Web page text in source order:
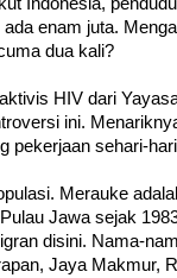
enam juta.
dua kali?
HIV dari
ini.
pekerjaan sehari-
Merauke
Jawa sejak
disini. Nama-
Jaya Makmur,